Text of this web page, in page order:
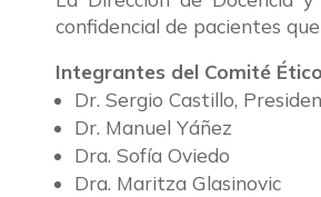
confidencial de pacientes
Integrantes del Comité
Dr. Sergio Castillo,
Dr. Manuel Yáñez
Dra. Sofía Oviedo
Dra. Maritza Glasinovic